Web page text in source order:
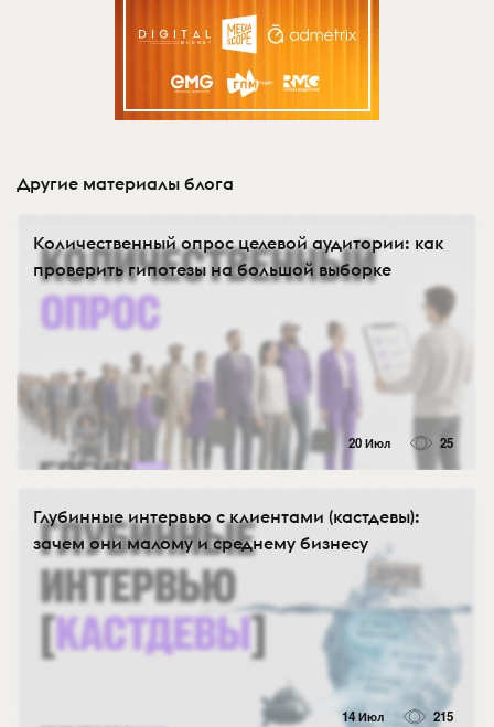
Другие материалы блога
Количественный опрос целевой аудитории: как
проверить гипотезы на большой выборке
20 Июл 25
Глубинные интервью с клиентами (кастдевы):
зачем они малому и среднему бизнесу
14 Июл 215